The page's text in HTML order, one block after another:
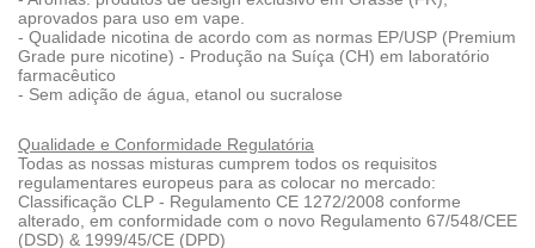
aprovados para uso em vape.
- Qualidade nicotina de acordo com as normas EP/USP (Premium
Grade pure nicotine) - Produção na Suíça (CH) em laboratório
farmacêutico
- Sem adição de água, etanol ou sucralose
Qualidade e Conformidade Regulatória
Todas as nossas misturas cumprem todos os requisitos
regulamentares europeus para as colocar no mercado:
Classificação CLP - Regulamento CE 1272/2008 conforme
alterado, em conformidade com o novo Regulamento 67/548/CEE
(DSD) & 1999/45/CE (DPD)